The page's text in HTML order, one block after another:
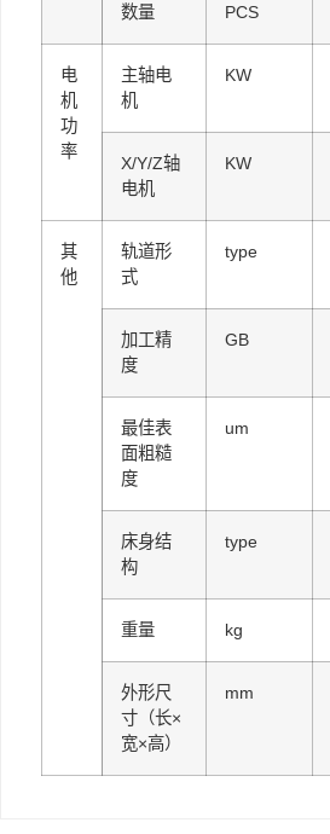
数量 PCS
电
机
功
率
主轴电
机
KW
X/Y/Z轴
电机
KW
其
他
轨道形
式
type
加工精
度
GB
最佳表
面粗糙
度
um
床身结
构
type
重量 kg
外形尺
寸（长×
宽×高）
mm